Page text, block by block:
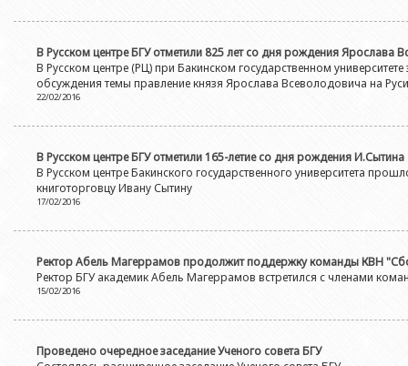
В Русском центре БГУ отметили 825 лет со дня рождения Ярослава
В Русском центре (РЦ) при Бакинском государственном
обсуждения темы правление князя Ярослава Всеволодовича на Руси
22/02/2016
В Русском центре БГУ отметили 165-летие со дня рождения И.Сытина
В Русском центре Бакинского государственного университета
книготорговцу Ивану Сытину
17/02/2016
Ректор Абель Магеррамов продолжит поддержку команды КВН
Ректор БГУ академик Абель Магеррамов встретился с членами
15/02/2016
Проведено очередное заседание Ученого совета БГУ